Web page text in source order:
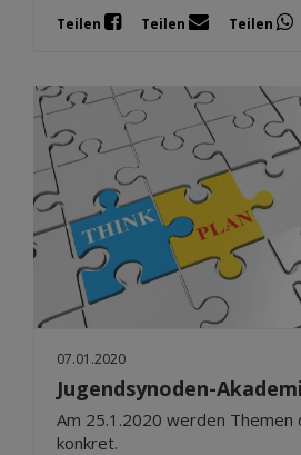
Teilen Teilen Teilen
07.01.2020
Jugendsynoden-
Am 25.1.2020 werden Themen
konkret.